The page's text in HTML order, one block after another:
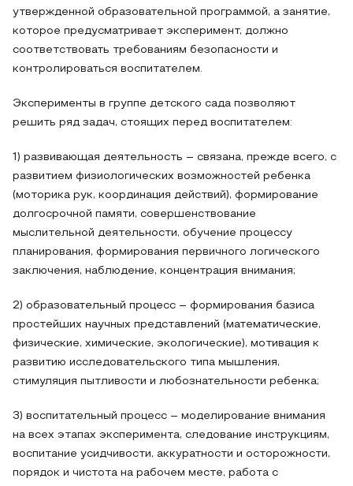
утвержденной образовательной программой, а занятие,
которое предусматривает эксперимент, должно
соответствовать требованиям безопасности и
контролироваться воспитателем.
Эксперименты в группе детского сада позволяют
решить ряд задач, стоящих перед воспитателем:
1) развивающая деятельность – связана, прежде всего, с
развитием физиологических возможностей ребенка
(моторика рук, координация действий), формирование
долгосрочной памяти, совершенствование
мыслительной деятельности, обучение процессу
планирования, формирования первичного логического
заключения, наблюдение, концентрация внимания;
2) образовательный процесс – формирования базиса
простейших научных представлений (математические,
физические, химические, экологические), мотивация к
развитию исследовательского типа мышления,
стимуляция пытливости и любознательности ребенка;
3) воспитательный процесс – моделирование внимания
на всех этапах эксперимента, следование инструкциям,
воспитание усидчивости, аккуратности и осторожности,
порядок и чистота на рабочем месте, работа с